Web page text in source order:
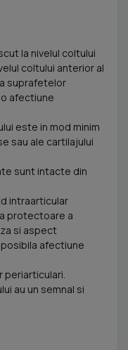
la nivelul coltului
coltului anterior al
suprafetelor
afectiune
este in mod minim
sau ale cartilajului
sunt intacte din
intraarticular
protectoare a
si aspect
afectiune
periarticulari.
au un semnal si